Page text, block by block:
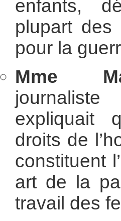
enfants,
plupart des
pour la
Mme
journaliste
expliquait
droits de
constituent
art de la
travail des